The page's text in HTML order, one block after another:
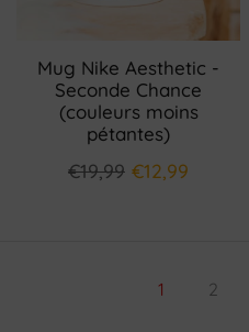
Mug Nike Aesthetic -
Seconde Chance
(couleurs moins
pétantes)
€19,99 €12,99
1 2